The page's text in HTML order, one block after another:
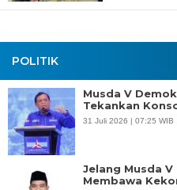
POLITIK
Musda V
Tekankan
31 Juli 2026 | 07:25 WIB
Jelang Musda
Membawa